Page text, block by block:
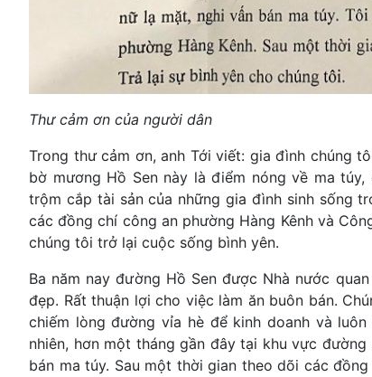
Thư cảm ơn của người dân
Trong thư cảm ơn, anh Tới viết: gia đình chúng
bờ mương Hồ Sen này là điểm nóng về ma
trộm cắp tài sản của những gia đình sinh sống
các đồng chí công an phường Hàng Kênh và
chúng tôi trở lại cuộc sống bình yên.
Ba năm nay đường Hồ Sen được Nhà nước
đẹp. Rất thuận lợi cho việc làm ăn buôn bán.
chiếm lòng đường vỉa hè để kinh doanh và
nhiên, hơn một tháng gần đây tại khu vực
bán ma túy. Sau một thời gian theo dõi các